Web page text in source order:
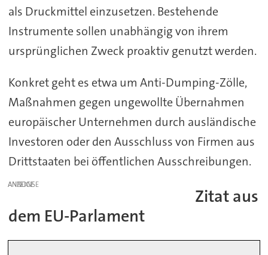
als Druckmittel einzusetzen. Bestehende
Instrumente sollen unabhängig von ihrem
ursprünglichen Zweck proaktiv genutzt werden.
Konkret geht es etwa um Anti-Dumping-Zölle,
Maßnahmen gegen ungewollte Übernahmen
europäischer Unternehmen durch ausländische
Investoren oder den Ausschluss von Firmen aus
Drittstaaten bei öffentlichen Ausschreibungen.
ANZEIGE
Zitat aus
dem EU-Parlament